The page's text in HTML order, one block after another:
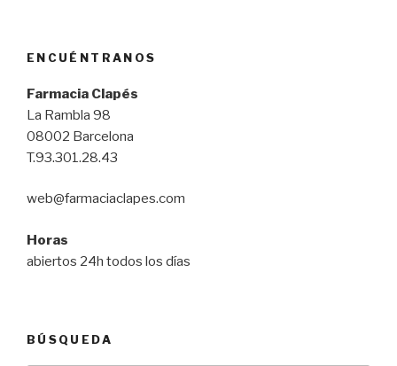
ENCUÉNTRANOS
Farmacia Clapés
La Rambla 98
08002 Barcelona
T.93.301.28.43
web@farmaciaclapes.com
Horas
abiertos 24h todos los días
BÚSQUEDA